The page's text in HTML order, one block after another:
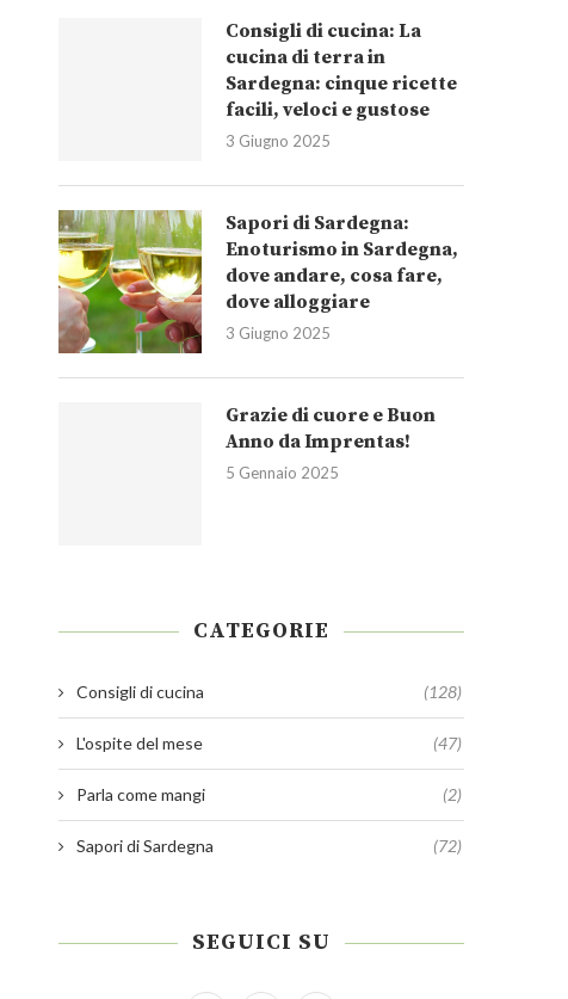
31 Marzo 2025
Consigli di cucina: La
cucina di terra in
Sardegna: cinque ricette
facili, veloci e gustose
3 Giugno 2025
Sapori di Sardegna:
Enoturismo in Sardegna,
dove andare, cosa fare,
dove alloggiare
3 Giugno 2025
Grazie di cuore e Buon
Anno da Imprentas!
5 Gennaio 2025
CATEGORIE
Consigli di cucina (128)
L'ospite del mese (47)
Parla come mangi (2)
Sapori di Sardegna (72)
SEGUICI SU